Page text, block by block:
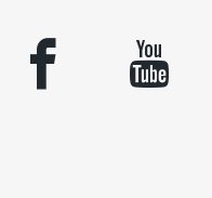
facebook youtube